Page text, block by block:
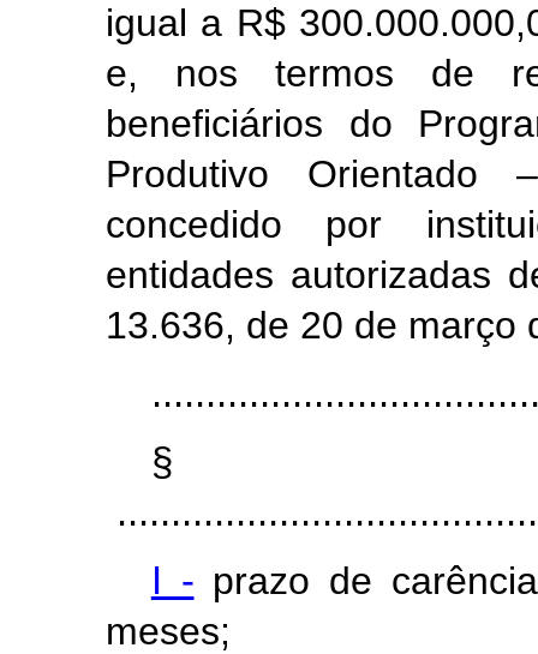
igual a R$
e, nos termos de
beneficiários do
Produtivo Orientado
concedido por
entidades autorizadas
13.636, de 20 de março
§
I - prazo de
meses;